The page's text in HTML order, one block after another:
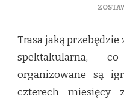
Trasa jaką
spektakularna,
organizowane są
czterech miesięcy